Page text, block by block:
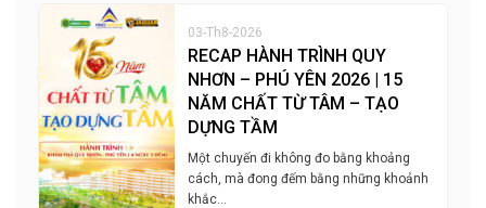
03-Th8-2026
RECAP HÀNH TRÌNH QUY
NHƠN – PHÚ YÊN 2026 | 15
NĂM CHẤT TỪ TÂM – TẠO
DỰNG TẦM
Một chuyến đi không đo bằng khoảng
cách, mà đong đếm bằng những khoảnh
khắc…